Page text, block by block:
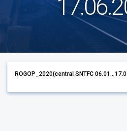
ROGOP_2020(central SNTFC